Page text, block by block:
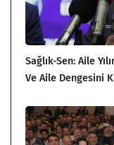
Sağlık-Sen: Aile
Ve Aile Dengesini